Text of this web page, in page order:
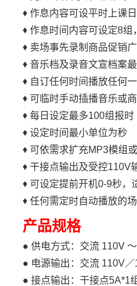
♦ 作息内容可设平时上课
♦ 作息时间内容可设定8组
♦ 卖场事先录制商品促销
♦ 音乐档及录音文宣档案
♦ 自订任何时间播放任何
♦ 可临时手动插播音乐或
♦ 每日设定最多100组报时
♦ 设定时间最小单位为秒
♦ 可依需求扩充MP3模组
♦ 干接点输出及受控110V
♦ 可设定提前开机0-9秒，
♦ 任何需定时自动播放的
产品规格
● 供电方式：交流 110V
● 电源输出：交流 110V
● 接点输出：干接点5A*1